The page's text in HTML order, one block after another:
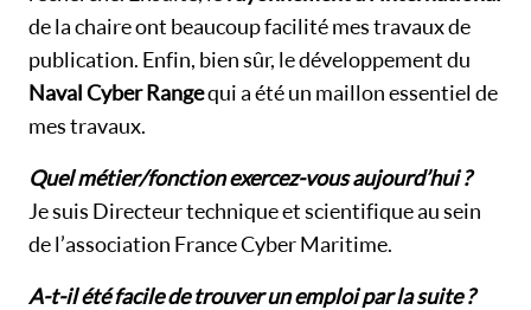
de la chaire ont beaucoup facilité mes travaux de
publication. Enfin, bien sûr, le développement du
Naval Cyber Rangequi a été un maillon essentiel de
mes travaux.
Quel métier/fonction exercez-vous aujourd’hui ?
Je suis Directeur technique et scientifique au sein
de l’association France Cyber Maritime.
A-t-il été facile de trouver un emploi par la suite ?